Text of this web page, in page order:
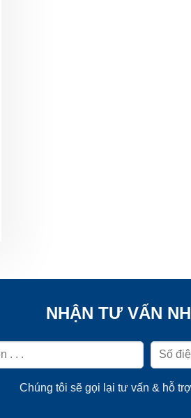
NHẬN TƯ VẤN
Chúng tôi sẽ gọi lại tư vấn & hỗ